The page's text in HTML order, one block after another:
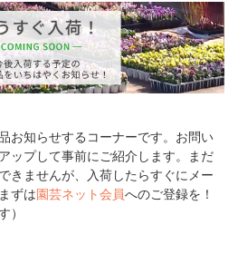
お知らせするコーナーです。お問い
ップして事前にご紹介します。まだ
きませんが、入荷したらすぐにメー
ずは園芸ネット会員へのご登録を！
）